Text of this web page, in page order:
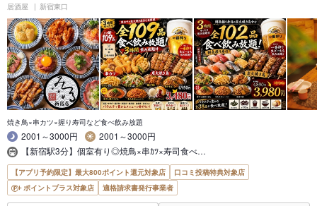
居酒屋 新宿東口
焼き鳥×串カツ×握り寿司など食べ飲み放題
2001～3000円
2001～3000円
【新宿駅3分】個室有り◎焼鳥×串ｶﾂ×寿司食べ…
【アプリ予約限定】最大800ポイント還元対象店
口コミ投稿特典対象店
ポイントプラス対象店
適格請求書発行事業者